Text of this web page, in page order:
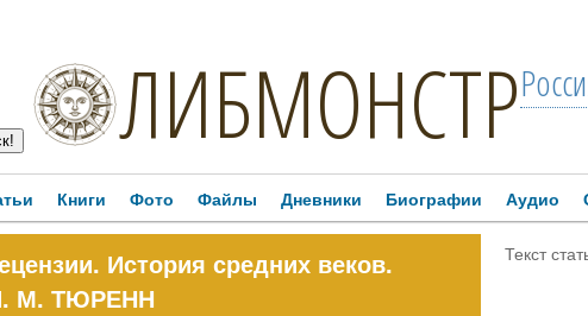
ЛИБМОНСТР
Книги Фото Файлы Дневники Биографии Аудио
История средних веков.
М. ТЮРЕНН
Текст